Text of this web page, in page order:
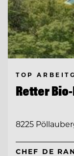
TOP
Retter
8225
CHEF DE